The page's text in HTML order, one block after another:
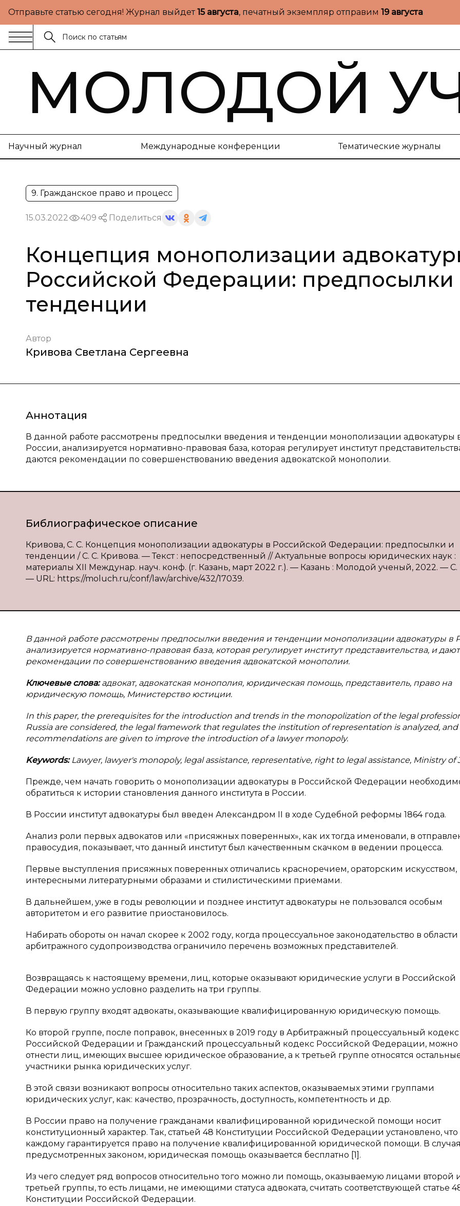
Отправьте статью сегодня! Журнал выйдет15 августа, печатный экземпляр отправим 19 августа
МОЛОДОЙ
Научный журнал Международные конференции Тематические журналы
9. Гражданское право и процесс
15.03.2022 409 Поделиться
Концепция монополизации
Российской Федерации: предпосылки
тенденции
Автор
Кривова Светлана Сергеевна
Аннотация
В данной работе рассмотрены предпосылки введения и тенденции монополизации адвокатуры
России, анализируется нормативно-правовая база, которая регулирует институт
даются рекомендации по совершенствованию введения адвокатской монополии.
Библиографическое описание
Кривова, С. С. Концепция монополизации адвокатуры в Российской Федерации: предпосылки и
тенденции / С. С. Кривова. — Текст : непосредственный // Актуальные вопросы юридических наук :
материалы XII Междунар. науч. конф. (г. Казань, март 2022 г.). — Казань : Молодой ученый, 2022. — С.
— URL: https://moluch.ru/conf/law/archive/432/17039.
Вданной работе рассмотрены предпосылки введения и тенденции монополизации адвокатуры в
анализируется нормативно-правовая база, которая регулирует институт представительства, и
рекомендации по совершенствованию введения адвокатской монополии.
Ключевые слова:адвокат, адвокатская монополия, юридическая помощь, представитель, право на
юридическую помощь, Министерство юстиции.
In this paper, the prerequisites for the introduction and trends in the monopolization of the legal
Russia are considered, the legal framework that regulates the institution of representation is analyzed, and
recommendations are given to improve the introduction of a lawyer monopoly.
Keywords: Lawyer, lawyer's monopoly, legal assistance, representative, right to legal assistance, Ministry of
Прежде, чем начать говорить о монополизации адвокатуры в Российской Федерации
обратиться к истории становления данного института в России.
В России институт адвокатуры был введен Александром II в ходе Судебной реформы 1864 года.
Анализ роли первых адвокатов или «присяжных поверенных», как их тогда именовали, в
правосудия, показывает, что данный институт был качественным скачком в ведении процесса.
Первые выступления присяжных поверенных отличались красноречием, ораторским искусством,
интересными литературными образами и стилистическими приемами.
В дальнейшем, уже в годы революции и позднее институт адвокатуры не пользовался особым
авторитетом и его развитие приостановилось.
Набирать обороты он начал скорее к 2002 году, когда процессуальное законодательство в области
арбитражного судопроизводства ограничило перечень возможных представителей.
Возвращаясь к настоящему времени, лиц, которые оказывают юридические услуги в Российской
Федерации можно условно разделить на три группы.
В первую группу входят адвокаты, оказывающие квалифицированную юридическую помощь.
Ко второй группе, после поправок, внесенных в 2019 году в Арбитражный процессуальный кодекс
Российской Федерации и Гражданский процессуальный кодекс Российской Федерации, можно
отнести лиц, имеющих высшее юридическое образование, а к третьей группе относятся
участники рынка юридических услуг.
В этой связи возникают вопросы относительно таких аспектов, оказываемых этими группами
юридических услуг, как: качество, прозрачность, доступность, компетентность и др.
В России право на получение гражданами квалифицированной юридической помощи носит
конституционный характер. Так, статьей 48 Конституции Российской Федерации установлено, что
каждому гарантируется право на получение квалифицированной юридической помощи. В
предусмотренных законом, юридическая помощь оказывается бесплатно [1].
Из чего следует ряд вопросов относительно того можно ли помощь, оказываемую лицами второй
третьей группы, то есть лицами, не имеющими статуса адвоката, считать соответствующей статье
Конституции Российской Федерации.